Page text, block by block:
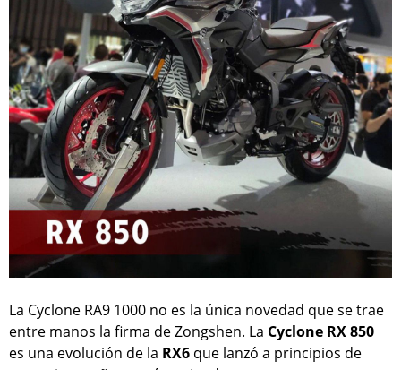
La Cyclone RA9 1000 no es la única novedad que se trae
entre manos la firma de Zongshen. La Cyclone RX 850
es una evolución de la RX6 que lanzó a principios de